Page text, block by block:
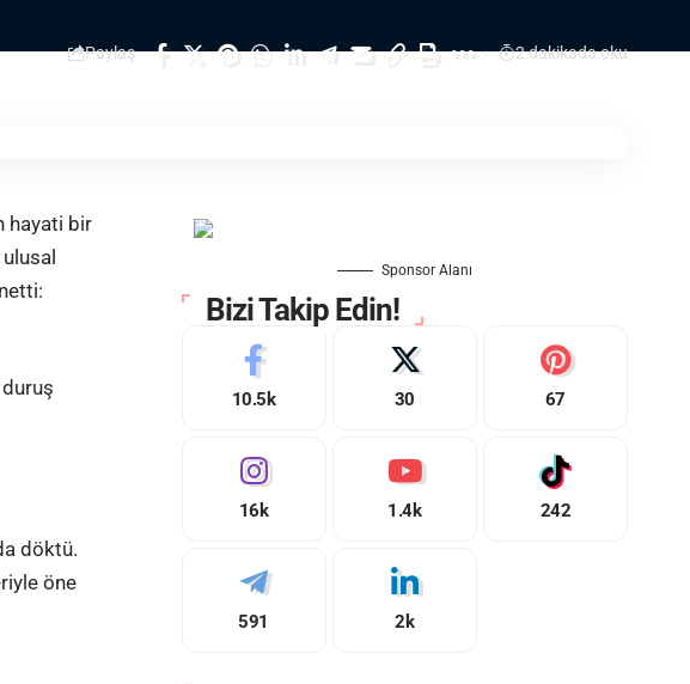
Paylaş 2 dakikada oku
hayati bir
ulusal
döktü.
öne
Sponsor Alanı
Bizi Takip Edin!
10.5k 30 67
16k 1.4k 242
591 2k